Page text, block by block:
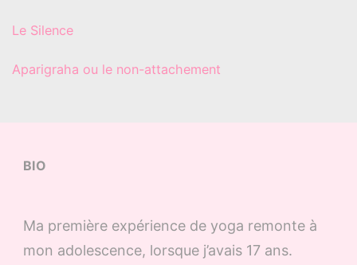
Le Silence
Aparigraha ou le non-attachement
BIO
Ma première expérience de yoga remonte à
mon adolescence, lorsque j’avais 17 ans.